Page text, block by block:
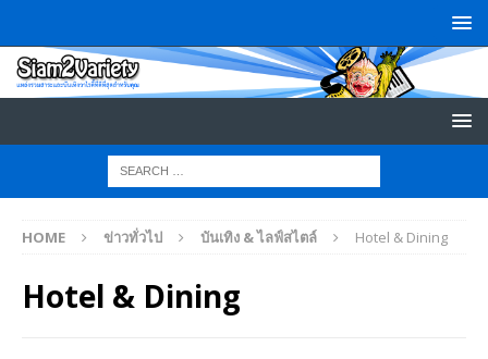
HOME ข่าวทั่วไป บันเทิง & ไลฟ์สไตล์ Hotel & Dining
Hotel & Dining